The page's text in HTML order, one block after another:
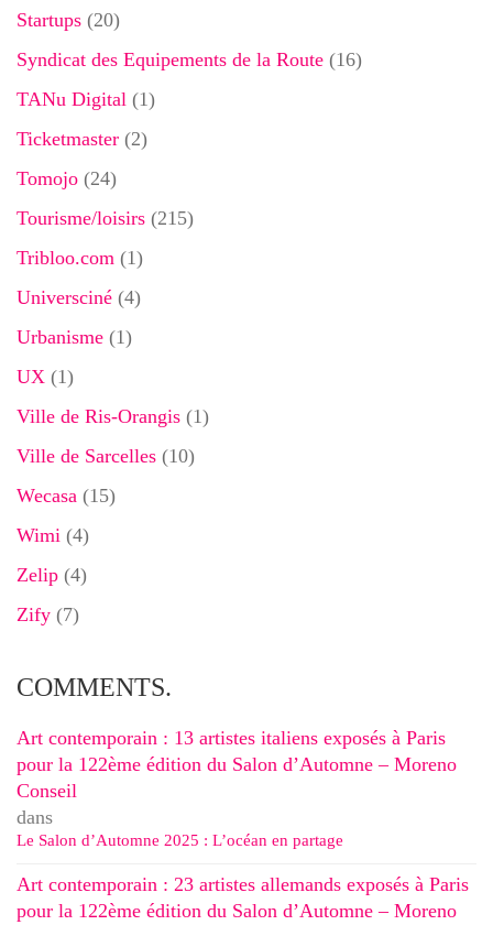
Startups (20)
Syndicat des Equipements de la Route (16)
TANu Digital (1)
Ticketmaster (2)
Tomojo (24)
Tourisme/loisirs (215)
Tribloo.com (1)
Universciné (4)
Urbanisme (1)
UX (1)
Ville de Ris-Orangis (1)
Ville de Sarcelles (10)
Wecasa (15)
Wimi (4)
Zelip (4)
Zify (7)
COMMENTS.
Art contemporain : 13 artistes italiens exposés à Paris
pour la 122ème édition du Salon d’Automne – Moreno
Conseil
dans
Le Salon d’Automne 2025 : L’océan en partage
Art contemporain : 23 artistes allemands exposés à Paris
pour la 122ème édition du Salon d’Automne – Moreno